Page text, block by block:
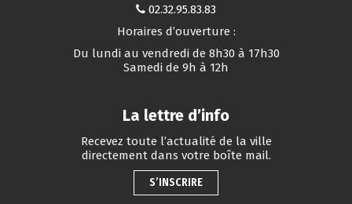
02.32.95.83.83
Horaires d’ouverture :
Du lundi au vendredi de 8h30 à 17h30
Samedi de 9h à 12h
La lettre d’info
Recevez toute l’actualité de la ville
directement dans votre boîte mail.
S’INSCRIRE